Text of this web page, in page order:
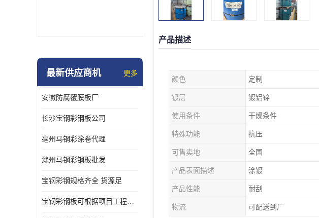
最新供应商机 更多
安徽防腐覆膜板厂
长沙宝钢彩钢板公司
亳州马钢彩涂卷代理
滁州马钢彩钢板批发
宝钢彩钢规格齐全 货源足
宝钢彩钢板可根据项目工程定制
产品描述
颜色 定制
镀层 镀铝锌
使用条件 干燥条件
特殊功能 抗压
可售卖地 全国
产品表面描述 涂镀
产品性能 耐刮
物流 可配送到厂